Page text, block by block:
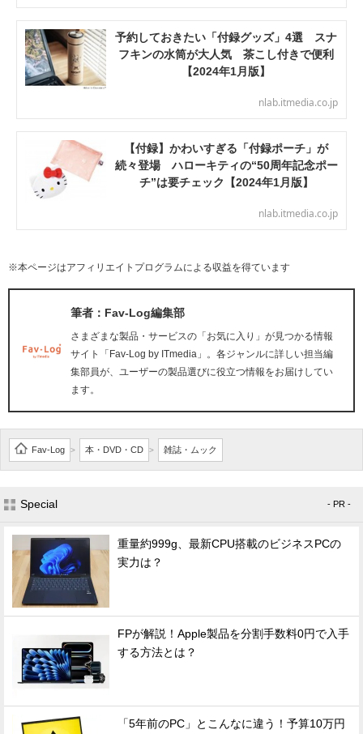
予約しておきたい「付録グッズ」4選 スナ
フキンの水筒が大人気 茶こし付きで便利
【2024年1月版】
nlab.itmedia.co.jp
【付録】かわいすぎる「付録ポーチ」が
続々登場 ハローキティの“50周年記念ポー
チ”は要チェック【2024年1月版】
nlab.itmedia.co.jp
※本ページはアフィリエイトプログラムによる収益を得ています
筆者：Fav-Log編集部
さまざまな製品・サービスの「お気に入り」が見つかる情報
サイト「Fav-Log by ITmedia」。各ジャンルに詳しい担当編
集部員が、ユーザーの製品選びに役立つ情報をお届けしてい
ます。
Fav-Log > 本・DVD・CD > 雑誌・ムック
Special - PR -
重量約999g、最新CPU搭載のビジネスPCの
実力は？
FPが解説！Apple製品を分割手数料0円で入手
する方法とは？
「5年前のPC」とこんなに違う！予算10万円